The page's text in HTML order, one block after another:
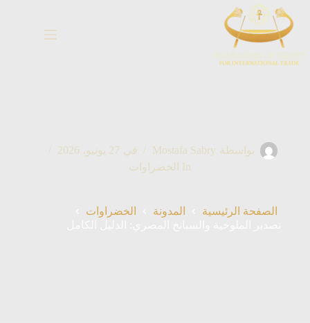
المحتوى
بواسطة Mostafa Sabry في 27 يونيو، 2026
In
الخضراوات
الصفحة الرئيسية المدونة
الخضراوات